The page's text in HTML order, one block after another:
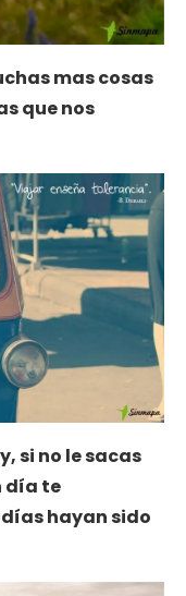
mas cosas
que nos
si no le sacas
día te
hayan sido